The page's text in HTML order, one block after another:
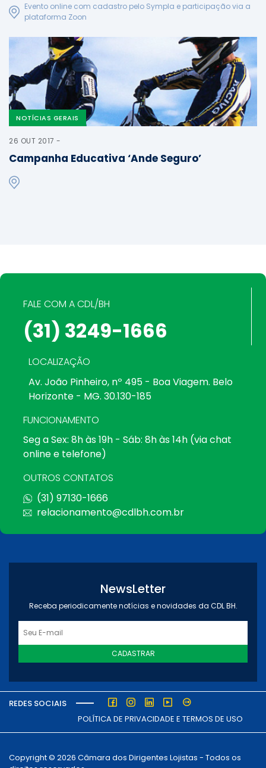
Evento online com cadastro pelo Sympla e participação via a
plataforma Zoon
NOTÍCIAS GERAIS
26 OUT 2017 -
Campanha Educativa ‘Ande Seguro’
FALE COM A CDL/BH
(31) 3249-1666
LOCALIZAÇÃO
Av. João Pinheiro, nº 495 - Boa Viagem. Belo
Horizonte - MG. 30.130-185
FUNCIONAMENTO
Seg a Sex: 8h às 19h - Sáb: 8h às 14h (via chat
online e telefone)
OUTROS CONTATOS
(31) 97130-1666
relacionamento@cdlbh.com.br
NewsLetter
Receba periodicamente notícias e novidades da CDL BH.
CADASTRAR
REDES SOCIAIS
POLÍTICA DE PRIVACIDADE E TERMOS DE USO
Copyright © 2026 Câmara dos Dirigentes Lojistas - Todos os